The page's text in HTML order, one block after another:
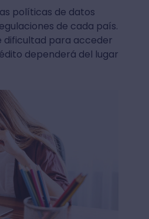
políticas de datos
de cada país.
dificultad para acceder
dependerá del lugar